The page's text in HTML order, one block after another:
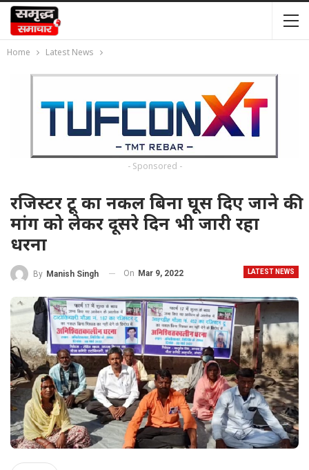
Home Latest News
- Sponsored -
रजिस्टर टू का नकल बिना घूस दिए जाने की
मांग को लेकर दूसरे दिन भी जारी रहा
धरना
LATEST NEWS
By Manish Singh On Mar 9, 2022